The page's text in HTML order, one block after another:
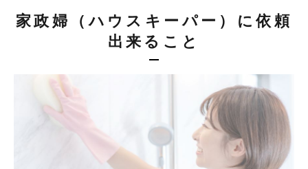
家政婦（ハウスキーパー）に依頼
出来ること